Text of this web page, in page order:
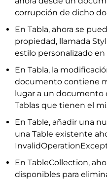
corrupción de dicho
En Tabla, ahora se
propiedad, llamada
estilo personalizado en
En Tabla, la
documento contiene
lugar a un documento
Tablas que tienen el
En Table, añadir una
una Table existente
En TableCollection,
disponibles para